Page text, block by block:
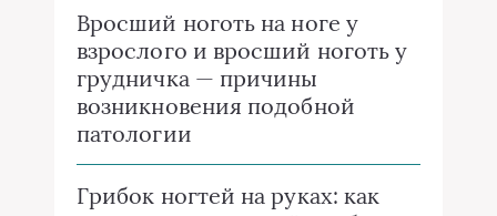
Вросший ноготь на ноге у
взрослого и вросший ноготь у
грудничка — причины
возникновения подобной
патологии
Грибок ногтей на руках: как